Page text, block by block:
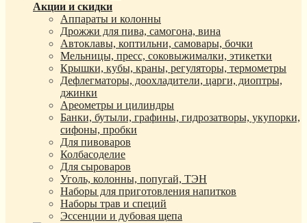
Акции и скидки
Аппараты и колонны
Дрожжи для пива, самогона, вина
Автоклавы, коптильни, самовары, бочки
Мельницы, пресс, соковыжималки, этикетки
Крышки, кубы, краны, регуляторы, термометры
Дефлегматоры, доохладители, царги, диоптры,
джинки
Ареометры и цилиндры
Банки, бутыли, графины, гидрозатворы, укупорки,
сифоны, пробки
Для пивоваров
Колбасоделие
Для сыроваров
Уголь, колонны, попугай, ТЭН
Наборы для приготовления напитков
Наборы трав и специй
Эссенции и дубовая щепа